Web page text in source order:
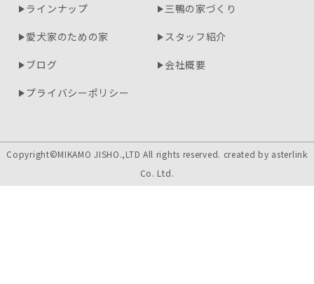
ラインナップ
三鴨の家づくり
愛犬家のための家
スタッフ紹介
ブログ
会社概要
プライバシーポリシー
Copyright©MIKAMO JISHO.,LTD All rights reserved. created by asterlink
Co. Ltd.